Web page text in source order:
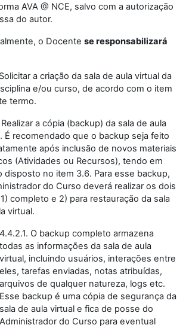
AVA @ NCE, salvo com a autorização
do autor.
o Docente se responsabilizará
a criação da sala de aula virtual da
e/ou curso, de acordo com o item
termo.
a cópia (backup) da sala de aula
É recomendado que o backup seja feito
após inclusão de novos materiais
(Atividades ou Recursos), tendo em
disposto no item 3.6. Para esse backup,
do Curso deverá realizar os dois
completo e 2) para restauração da sala
virtual.
4.4.2.1. O backup completo armazena
todas as informações da sala de aula
virtual, incluindo usuários, interações entre
eles, tarefas enviadas, notas atribuídas,
arquivos de qualquer natureza, logs etc.
Esse backup é uma cópia de segurança da
sala de aula virtual e fica de posse do
Administrador do Curso para eventual